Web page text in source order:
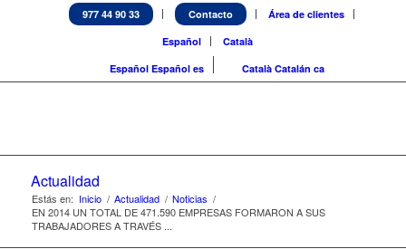
977 44 90 33 Contacto
Área de clientes
Español
Català
Español Español es Català Catalán ca
Actualidad
Estás en: Inicio / Actualidad / Noticias /
EN 2014 UN TOTAL DE 471.590 EMPRESAS FORMARON A SUS
TRABAJADORES A TRAVÉS ...